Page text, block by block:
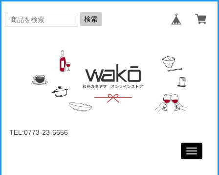
検索
TEL:0773-23-6656
Toggle